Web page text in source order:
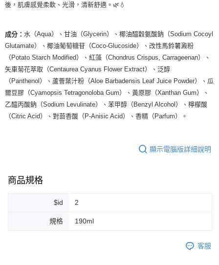
全家純取貨 (先付款
7-11取貨付款
每筆NT$80，滿NT$999(含以上)免運費
7-11純取貨 (先付款
每筆NT$80，滿NT$999(含以上)免運費
宅配
每筆NT$100，滿NT$999(含以上)免運費
免運費
後，肌膚感覺柔軟、光滑，清新舒適。🌿💧
成分： 水（Aqua）、甘油（Glycerin）、椰油醯穀氨酸鈉（Sodium Cocoyl
Glutamate）、椰油葡萄糖苷（Coco-Glucoside）、改性馬鈴薯澱粉
（Potato Starch Modified）、紅藻（Chondrus Crispus, Carrageenan）、
矢車菊花萃取（Centaurea Cyanus Flower Extract）、泛醇
（Panthenol）、蘆薈葉汁粉（Aloe Barbadensis Leaf Juice Powder）、瓜
爾豆膠（Cyamopsis Tetragonoloba Gum）、黃原膠（Xanthan Gum）、
乙醯丙酸鈉（Sodium Levulinate）、苯甲醇（Benzyl Alcohol）、檸檬酸
（Citric Acid）、對茴香酸（P-Anisic Acid）、香精（Parfum）。
顯示電腦版詳細說明
商品規格
$id 2
規格 190ml
客服